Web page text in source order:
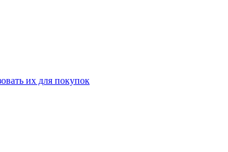
их для покупок